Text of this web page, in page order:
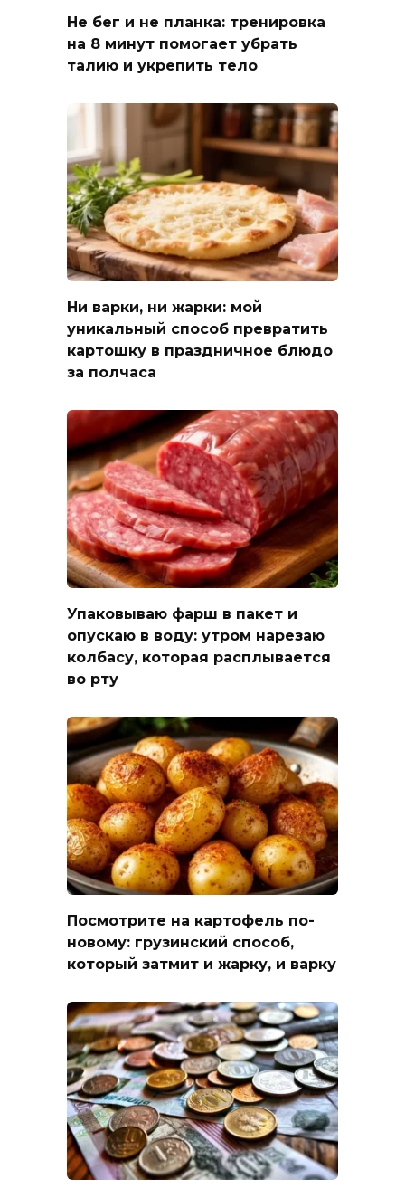
Не бег и не планка: тренировка
на 8 минут помогает убрать
талию и укрепить тело
Ни варки, ни жарки: мой
уникальный способ превратить
картошку в праздничное блюдо
за полчаса
Упаковываю фарш в пакет и
опускаю в воду: утром нарезаю
колбасу, которая расплывается
во рту
Посмотрите на картофель по-
новому: грузинский способ,
который затмит и жарку, и варку